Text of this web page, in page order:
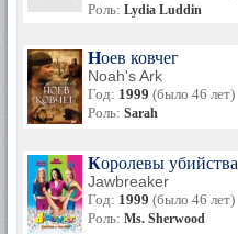
Роль: Lydia Luddin
Ноев ковчег
Noah's Ark
Год: 1999 (было 46 лет)
Роль: Sarah
Королевы убийства
Jawbreaker
Год: 1999 (было 46 лет)
Роль: Ms. Sherwood